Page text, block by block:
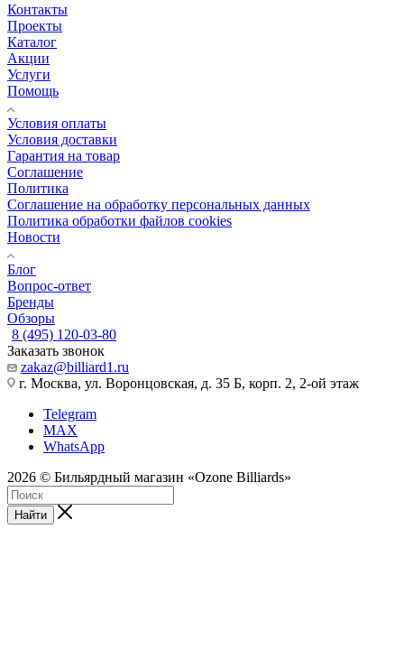
Контакты
Проекты
Каталог
Акции
Услуги
Помощь
Условия оплаты
Условия доставки
Гарантия на товар
Соглашение
Политика
Соглашение на обработку персональных данных
Политика обработки файлов cookies
Новости
Блог
Вопрос-ответ
Бренды
Обзоры
8 (495) 120-03-80
Заказать звонок
zakaz@billiard1.ru
г. Москва, ул. Воронцовская, д. 35 Б, корп. 2, 2-ой этаж
Telegram
MAX
WhatsApp
2026 © Бильярдный магазин «Ozone Billiards»
Найти